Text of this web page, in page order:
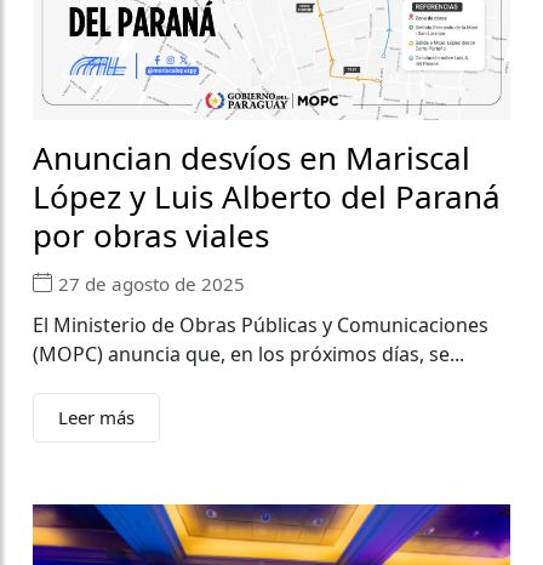
Anuncian desvíos en Mariscal
López y Luis Alberto del Paraná
por obras viales
27 de agosto de 2025
El Ministerio de Obras Públicas y Comunicaciones
(MOPC) anuncia que, en los próximos días, se...
Leer más